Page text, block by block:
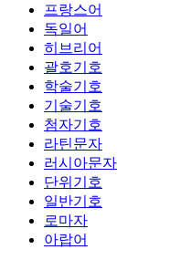
프랑스어
독일어
히브리어
괄호기호
학술기호
기술기호
첨자기호
라틴문자
러시아문자
단위기호
일반기호
로마자
아랍어